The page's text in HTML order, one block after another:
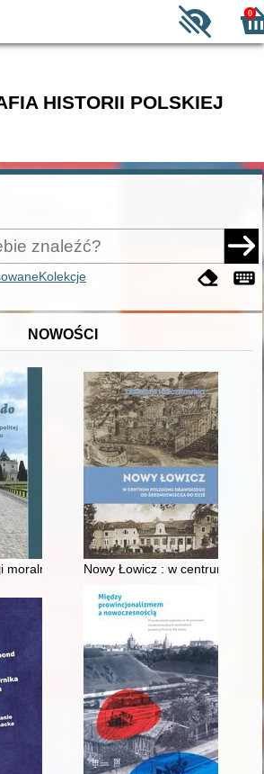
0
HISTORII POLSKIEJ
Kolekcje
NOWOŚCI
moralnej synów szlacheckich w XVI-
Nowy Łowicz : w centrum